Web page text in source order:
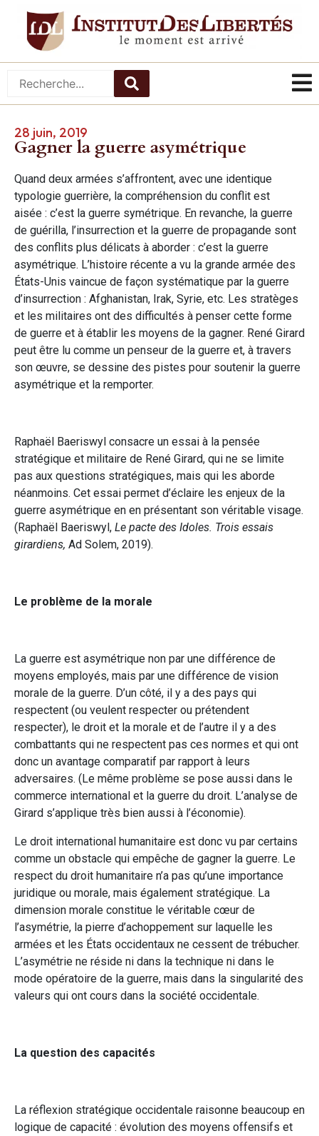
28 juin, 2019
Gagner la guerre asymétrique
Quand deux armées s’affrontent, avec une identique
typologie guerrière, la compréhension du conflit est
aisée : c’est la guerre symétrique. En revanche, la guerre
de guérilla, l’insurrection et la guerre de propagande sont
des conflits plus délicats à aborder : c’est la guerre
asymétrique. L’histoire récente a vu la grande armée des
États-Unis vaincue de façon systématique par la guerre
d’insurrection : Afghanistan, Irak, Syrie, etc. Les stratèges
et les militaires ont des difficultés à penser cette forme
de guerre et à établir les moyens de la gagner. René Girard
peut être lu comme un penseur de la guerre et, à travers
son œuvre, se dessine des pistes pour soutenir la guerre
asymétrique et la remporter.
Raphaël Baeriswyl consacre un essai à la pensée
stratégique et militaire de René Girard, qui ne se limite
pas aux questions stratégiques, mais qui les aborde
néanmoins. Cet essai permet d’éclaire les enjeux de la
guerre asymétrique en en présentant son véritable visage.
(Raphaël Baeriswyl, Le pacte des Idoles. Trois essais
girardiens, Ad Solem, 2019).
Le problème de la morale
La guerre est asymétrique non par une différence de
moyens employés, mais par une différence de vision
morale de la guerre. D’un côté, il y a des pays qui
respectent (ou veulent respecter ou prétendent
respecter), le droit et la morale et de l’autre il y a des
combattants qui ne respectent pas ces normes et qui ont
donc un avantage comparatif par rapport à leurs
adversaires. (Le même problème se pose aussi dans le
commerce international et la guerre du droit. L’analyse de
Girard s’applique très bien aussi à l’économie).
Le droit international humanitaire est donc vu par certains
comme un obstacle qui empêche de gagner la guerre. Le
respect du droit humanitaire n’a pas qu’une importance
juridique ou morale, mais également stratégique. La
dimension morale constitue le véritable cœur de
l’asymétrie, la pierre d’achoppement sur laquelle les
armées et les États occidentaux ne cessent de trébucher.
L’asymétrie ne réside ni dans la technique ni dans le
mode opératoire de la guerre, mais dans la singularité des
valeurs qui ont cours dans la société occidentale.
La question des capacités
La réflexion stratégique occidentale raisonne beaucoup en
logique de capacité : évolution des moyens offensifs et